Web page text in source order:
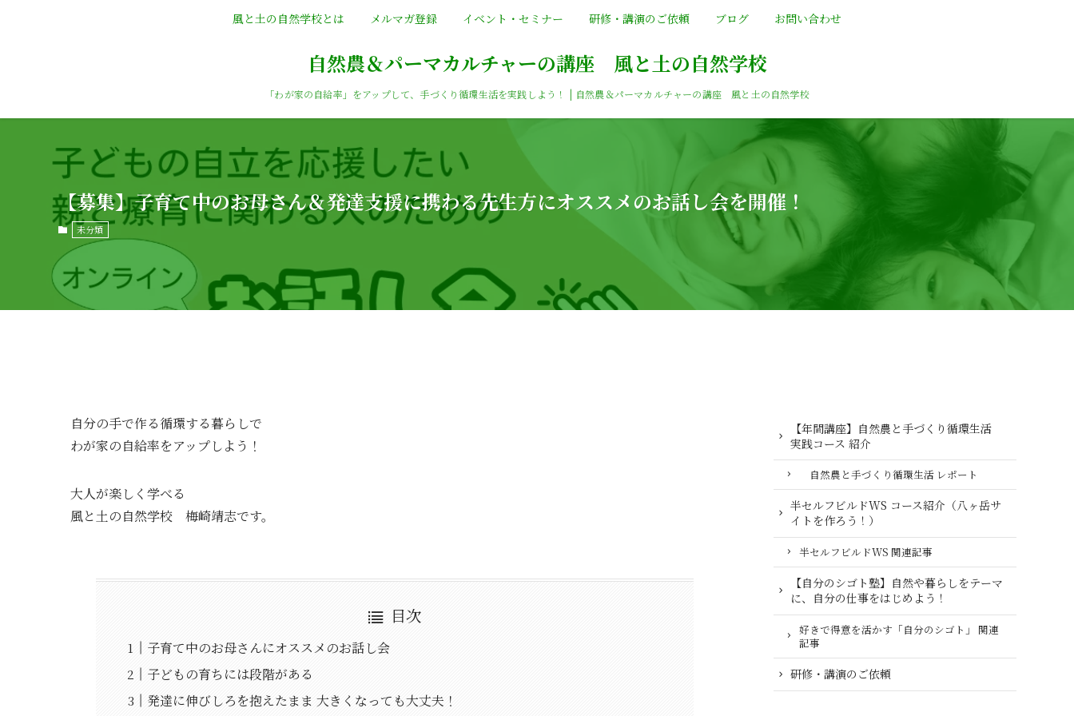
自然農＆パーマカルチャーの講座 風と土の自然学校
「わが家の自給率」をアップして、手づくり循環生活を実践しよう！ | 自然農＆パーマカルチャーの講座 風と土の自然学校
風と土の自然学校とは メルマガ登録 イベント・セミナー 研修・講演のご依頼 ブログ お問い合わせ
【募集】子育て中のお母さん＆発達支援に携わる先生方にオススメのお話し会を開催！
未分類
自分の手で作る循環する暮らしで
わが家の自給率をアップしよう！
大人が楽しく学べる
風と土の自然学校 梅崎靖志です。
目次
子育て中のお母さんにオススメのお話し会
子どもの育ちには段階がある
発達に伸びしろを抱えたまま 大きくなっても大丈夫！
【年間講座】自然農と手づくり循環生活
実践コース 紹介
自然農と手づくり循環生活 レポート
半セルフビルドWS コース紹介（八ヶ岳サ
イトを作ろう！）
半セルフビルドWS 関連記事
【自分のシゴト塾】自然や暮らしをテーマ
に、自分の仕事をはじめよう！
好きで得意を活かす「自分のシゴト」 関連
記事
研修・講演のご依頼